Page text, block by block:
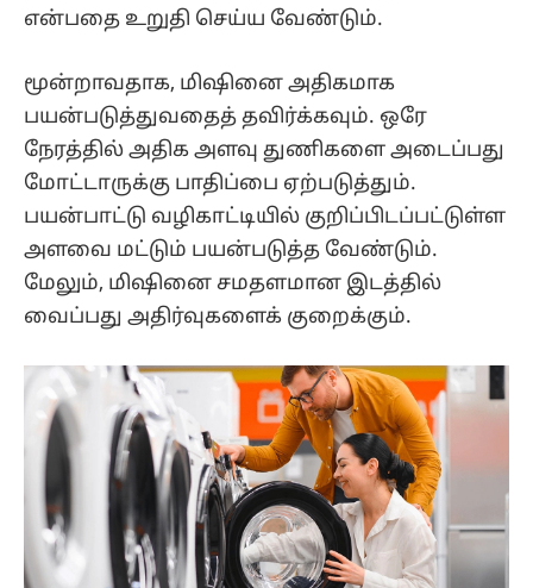
என்பதை உறுதி செய்ய வேண்டும்.
மூன்றாவதாக, மிஷினை அதிகமாக
பயன்படுத்துவதைத் தவிர்க்கவும். ஒரே
நேரத்தில் அதிக அளவு துணிகளை அடைப்பது
மோட்டாருக்கு பாதிப்பை ஏற்படுத்தும்.
பயன்பாட்டு வழிகாட்டியில் குறிப்பிடப்பட்டுள்ள
அளவை மட்டும் பயன்படுத்த வேண்டும்.
மேலும், மிஷினை சமதளமான இடத்தில்
வைப்பது அதிர்வுகளைக் குறைக்கும்.